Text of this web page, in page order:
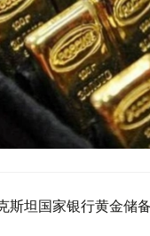
坦国家银行黄金储备